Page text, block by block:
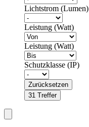
Lichtstrom (Lumen)
Leistung (Watt)
Leistung (Watt)
Schutzklasse (IP)
Zurücksetzen
31 Treffer